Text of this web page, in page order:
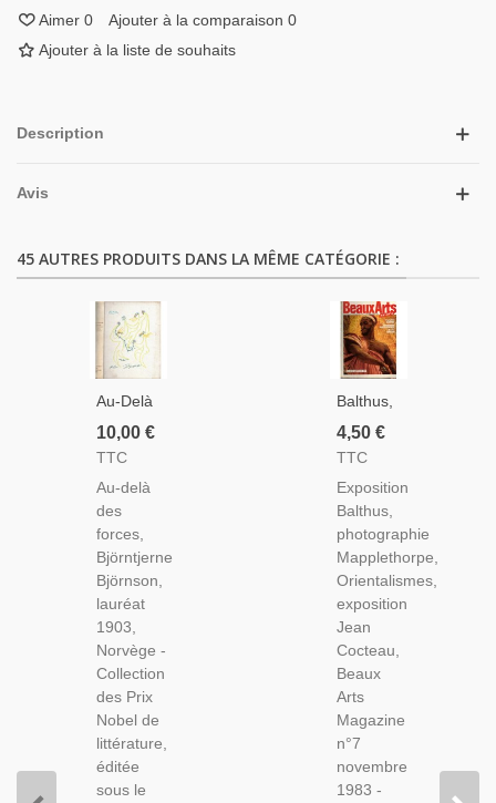
Aimer 0 Ajouter à la comparaison 0
Ajouter à la liste de souhaits
Description
Avis
45 AUTRES PRODUITS DANS LA MÊME CATÉGORIE :
Au-Delà
Des
Forces,
Björnson,
1964,
Collection
Des Prix
Nobel
De
Littérature
-
Écrivains
Norvégiens,
Norvège
10,00 €
TTC
Au-delà
des
forces,
Björntjerne
Björnson,
lauréat
1903,
Norvège -
Collection
des Prix
Nobel de
littérature,
éditée
sous le
Balthus,
Photographie
Mapplethorpe,
Hockney,
Orientalismes,
Cocteau,
Liège -
Beaux
Arts
Magazine
N°7 Nov
1983
4,50 €
TTC
Exposition
Balthus,
photographie
Mapplethorpe,
Orientalismes,
exposition
Jean
Cocteau,
Beaux
Arts
Magazine
n°7
novembre
1983 -